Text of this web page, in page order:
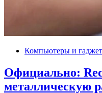
Компьютеры и
Официально:
металлическую